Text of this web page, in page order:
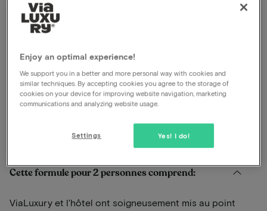
marchés à proximité.
En savoir plus
Centre-ville d'Utrecht
Restaurant à la carte
Petit déjeuner inclus
Départ tardif
Catharijne Esplanade 13 Utrecht
Cette formule pour 2 personnes comprend:
ViaLuxury et l'hôtel ont soigneusement mis au point
Enjoy an optimal experience!
We support you in a better and more personal way with cookies and
similar techniques. By accepting cookies you agree to the storage of
cookies on your device for improving website navigation, marketing
communications and analyzing website usage.
Yes! I do!
Settings